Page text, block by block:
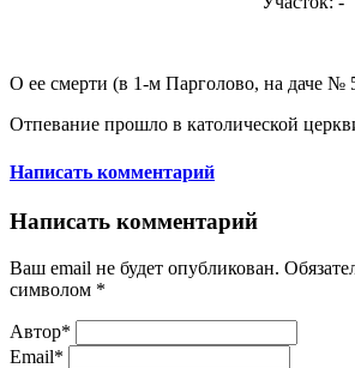
О ее смерти (в 1-м Парголово, на даче №
Отпевание прошло в католической
Написать комментарий
Написать комментарий
Ваш email не будет опубликован.
символом *
Автор*
Email*